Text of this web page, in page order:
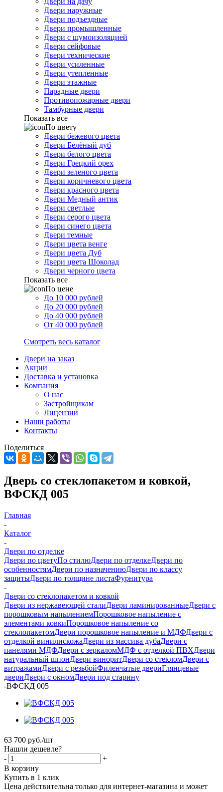
Двери наружные
Двери подъездные
Двери промышленные
Двери с шумоизоляцией
Двери сейфовые
Двери технические
Двери усиленные
Двери утепленные
Двери этажные
Парадные двери
Противопожарные двери
Тамбурные двери
Показать все
По цвету
Двери бежевого цвета
Двери Белёный дуб
Двери белого цвета
Двери Грецкий орех
Двери зеленого цвета
Двери коричневого цвета
Двери красного цвета
Двери Медный антик
Двери светлые
Двери серого цвета
Двери синего цвета
Двери темные
Двери цвета венге
Двери цвета Дуб
Двери цвета Шоколад
Двери черного цвета
Показать все
По цене
До 10 000 рублей
До 20 000 рублей
До 40 000 рублей
От 40 000 рублей
Смотреть весь каталог
Двери на заказ
Акции
Доставка и установка
Компания
О нас
Застройщикам
Лицензии
Наши работы
Контакты
Поделиться
Дверь со стеклопакетом и ковкой,
ВФСКД 005
Главная
-
Каталог
-
Двери по отделке
Двери по цветуПо стилюДвери по отделкеДвери по
особенностямДвери по назначениюДвери по классу
защитыДвери по толщине листаФурнитура
-
Двери со стеклопакетом и ковкой
Двери из нержавеющей сталиДвери ламинированныеДвери с
порошковым напылениемПорошковое напыление с
элементами ковкиПорошковое напыление со
стеклопакетомДвери порошковое напыление и МДФДвери с
отделкой винилискожаДвери из массива дубаДвери с
панелями МДФДвери с зеркаломМДФ с отделкой ПВХДвери
натуральный шпонДвери виноритДвери со стекломДвери с
витражамиДвери с резьбойФиленчатые двериГлянцевые
двериДвери с окномДвери под старину
-ВФСКД 005
63 700 руб./шт
Нашли дешевле?
-
+
В корзину
Купить в 1 клик
Цена действительна только для интернет-магазина и может